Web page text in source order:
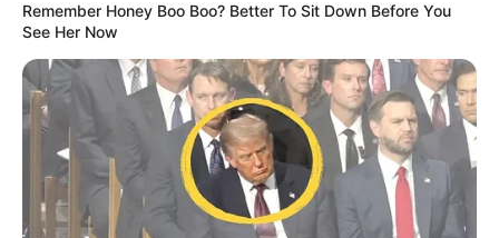
Remember Honey Boo Boo? Better To Sit Down Before You
See Her Now